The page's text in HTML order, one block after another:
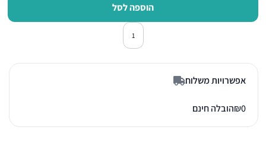
הוספה לסל
כמות של טלוויזיה 50 אינץ' טושיבה 50C450
אפשרויות משלוח
₪0 הובלה חינם